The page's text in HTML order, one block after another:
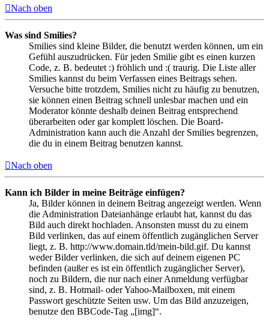
Nach oben
Was sind Smilies?
Smilies sind kleine Bilder, die benutzt werden können, um ein
Gefühl auszudrücken. Für jeden Smilie gibt es einen kurzen
Code, z. B. bedeutet :) fröhlich und :( traurig. Die Liste aller
Smilies kannst du beim Verfassen eines Beitrags sehen.
Versuche bitte trotzdem, Smilies nicht zu häufig zu benutzen,
sie können einen Beitrag schnell unlesbar machen und ein
Moderator könnte deshalb deinen Beitrag entsprechend
überarbeiten oder gar komplett löschen. Die Board-
Administration kann auch die Anzahl der Smilies begrenzen,
die du in einem Beitrag benutzen kannst.
Nach oben
Kann ich Bilder in meine Beiträge einfügen?
Ja, Bilder können in deinem Beitrag angezeigt werden. Wenn
die Administration Dateianhänge erlaubt hat, kannst du das
Bild auch direkt hochladen. Ansonsten musst du zu einem
Bild verlinken, das auf einem öffentlich zugänglichen Server
liegt, z. B. http://www.domain.tld/mein-bild.gif. Du kannst
weder Bilder verlinken, die sich auf deinem eigenen PC
befinden (außer es ist ein öffentlich zugänglicher Server),
noch zu Bildern, die nur nach einer Anmeldung verfügbar
sind, z. B. Hotmail- oder Yahoo-Mailboxen, mit einem
Passwort geschützte Seiten usw. Um das Bild anzuzeigen,
benutze den BBCode-Tag „[img]“.